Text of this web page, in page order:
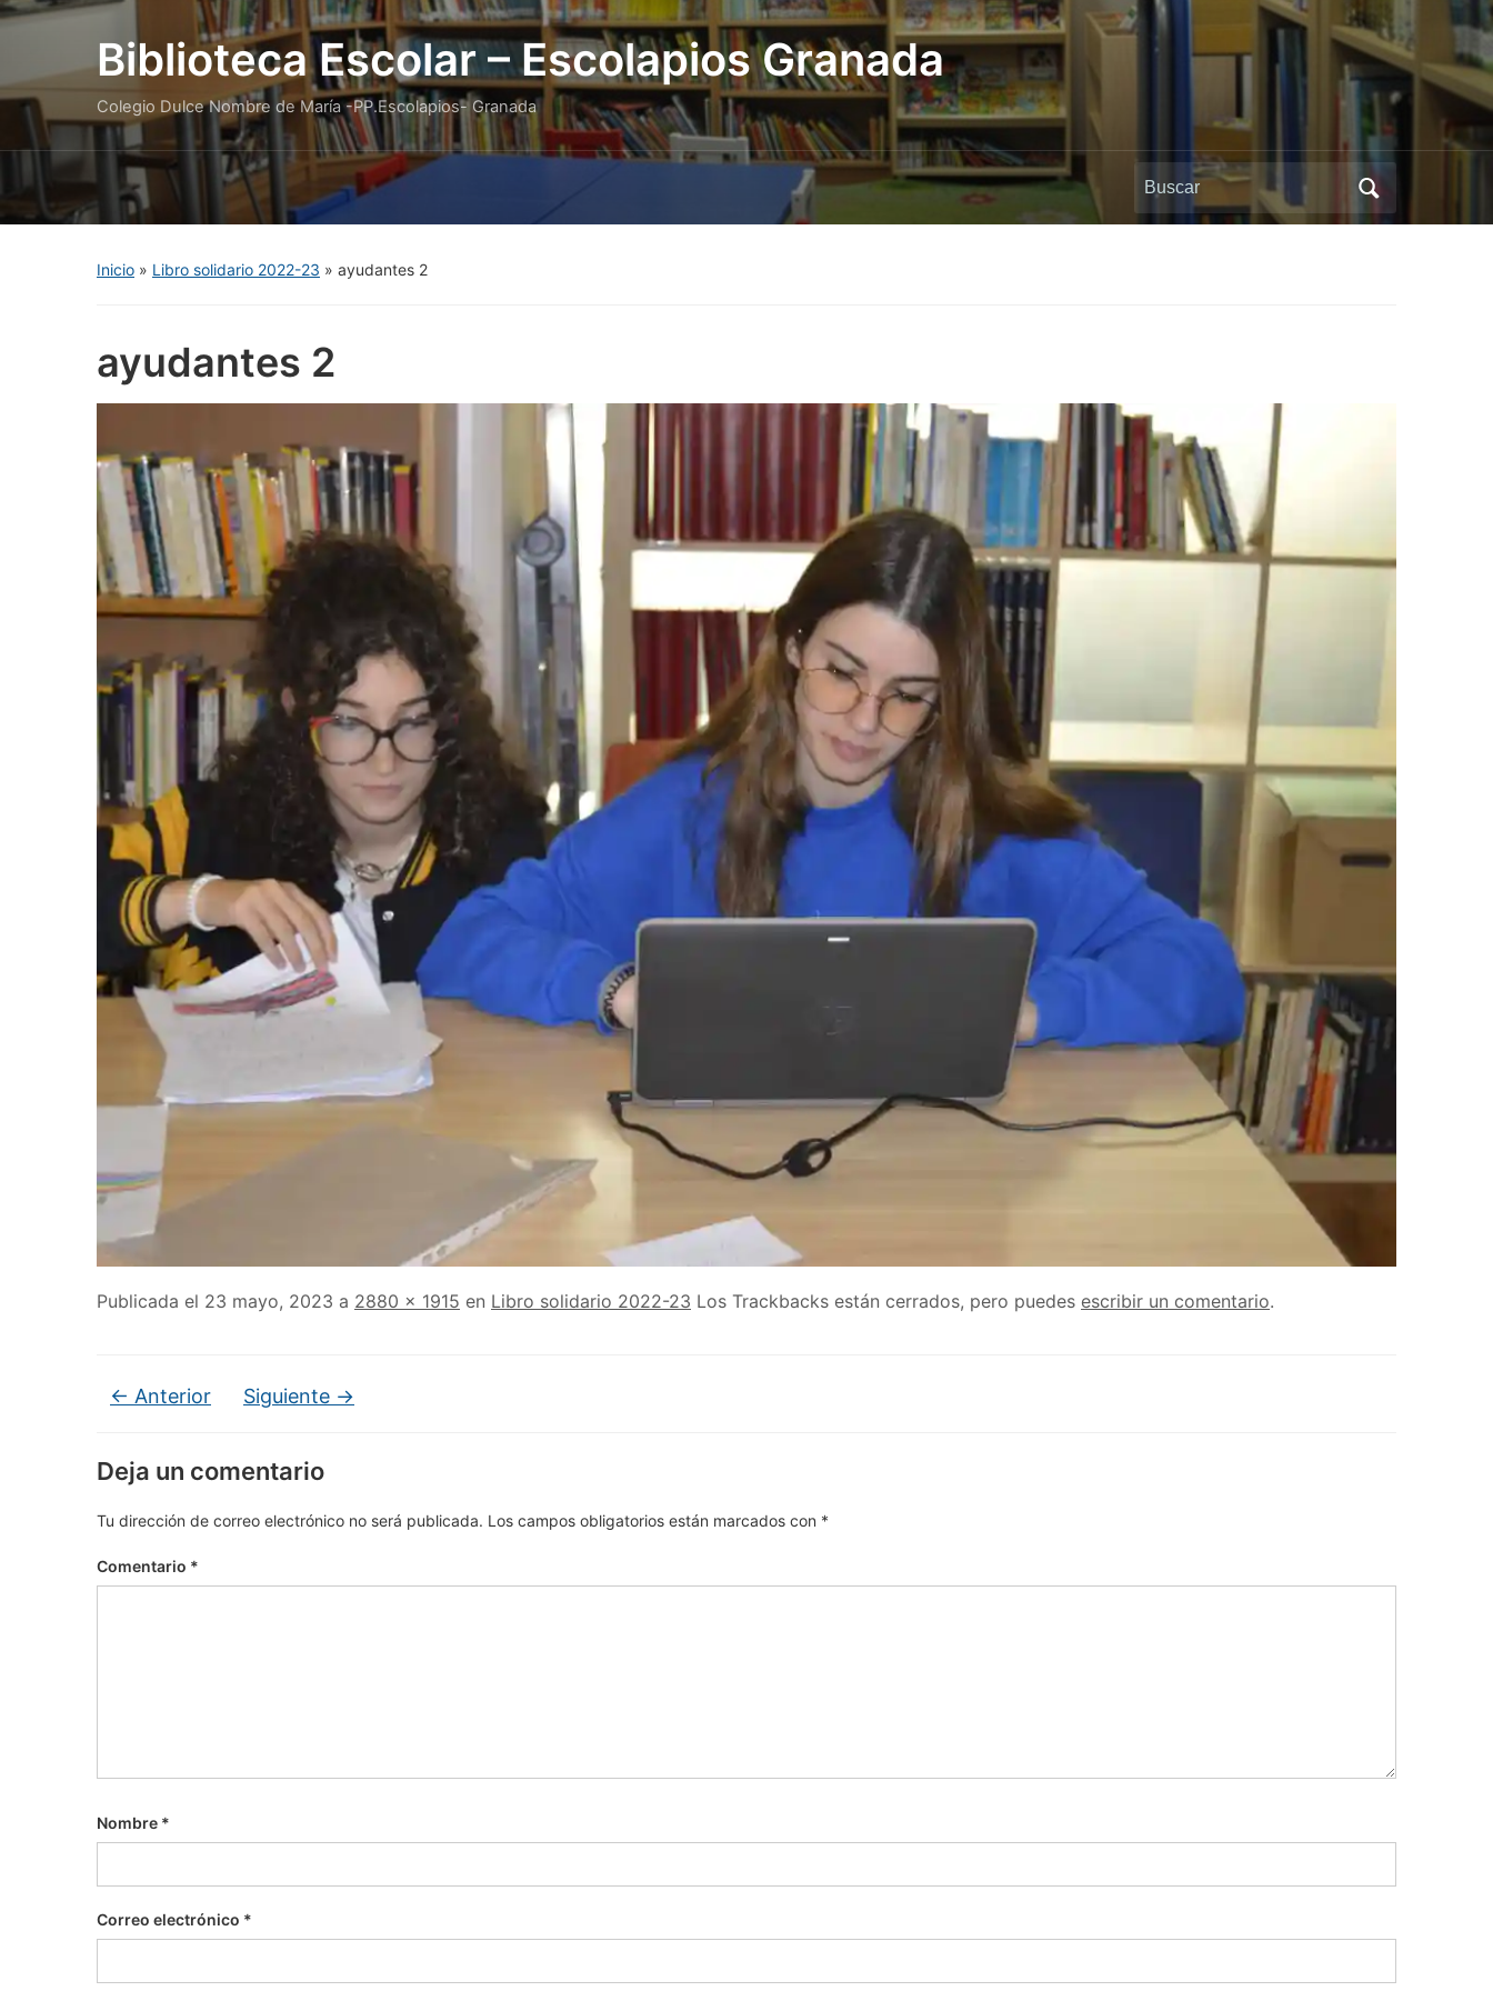
Biblioteca Escolar – Escolapios Granada
Colegio Dulce Nombre de María -PP.Escolapios- Granada
Buscar:
Inicio » Libro solidario 2022-23 » ayudantes 2
ayudantes 2
Publicada el 23 mayo, 2023 a 2880 × 1915 en Libro solidario 2022-23 Los Trackbacks están cerrados, pero puedes escribir un comentario.
← Anterior Siguiente →
Deja un comentario
Tu dirección de correo electrónico no será publicada. Los campos obligatorios están marcados con *
Comentario *
Nombre *
Correo electrónico *